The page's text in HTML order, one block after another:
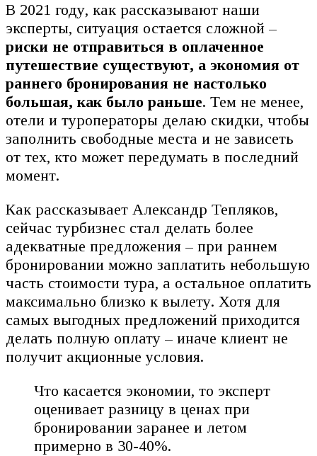
В 2021 году, как рассказывают наши
эксперты, ситуация остается сложной –
риски не отправиться в оплаченное
путешествие существуют, а экономия от
раннего бронирования не настолько
большая, как было раньше. Тем не менее,
отели и туроператоры делаю скидки, чтобы
заполнить свободные места и не зависеть
от тех, кто может передумать в последний
момент.
Как рассказывает Александр Тепляков,
сейчас турбизнес стал делать более
адекватные предложения – при раннем
бронировании можно заплатить небольшую
часть стоимости тура, а остальное оплатить
максимально близко к вылету. Хотя для
самых выгодных предложений приходится
делать полную оплату – иначе клиент не
получит акционные условия.
Что касается экономии, то эксперт
оценивает разницу в ценах при
бронировании заранее и летом
примерно в 30-40%.